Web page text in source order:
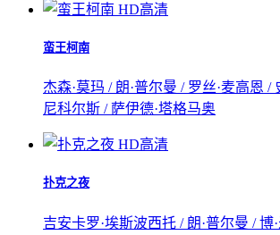
HD高清
蛮王柯南
杰森·莫玛 / 朗·普尔曼 / 罗丝·麦高恩 /
尼科尔斯 / 萨伊德·塔格马奥
HD高清
扑克之夜
吉安卡罗·埃斯波西托 / 朗·普尔曼 / 博